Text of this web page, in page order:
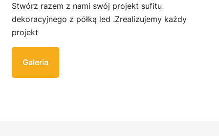
Stwórz razem z nami swój projekt sufitu
dekoracyjnego z półką led .Zrealizujemy każdy
projekt
Galeria